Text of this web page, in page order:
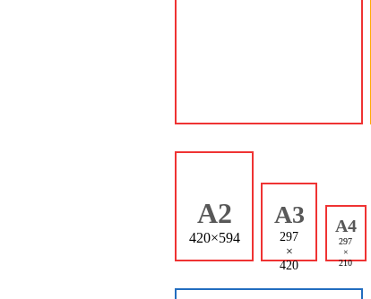
A2
420×594
A3
297
×
420
A4
297
×
210